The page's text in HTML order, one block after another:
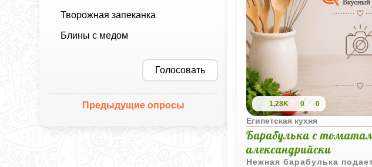
Творожная запеканка
Блины с медом
Голосовать
Предыдущие опросы 1,28K 0 0
Египетская кухня
Барабулька с
александрийски
Нежная барабулька